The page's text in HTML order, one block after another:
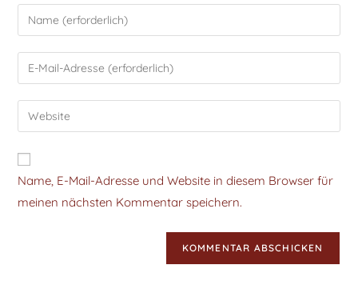
Name, E-Mail-Adresse und Website in diesem Browser für
meinen nächsten Kommentar speichern.